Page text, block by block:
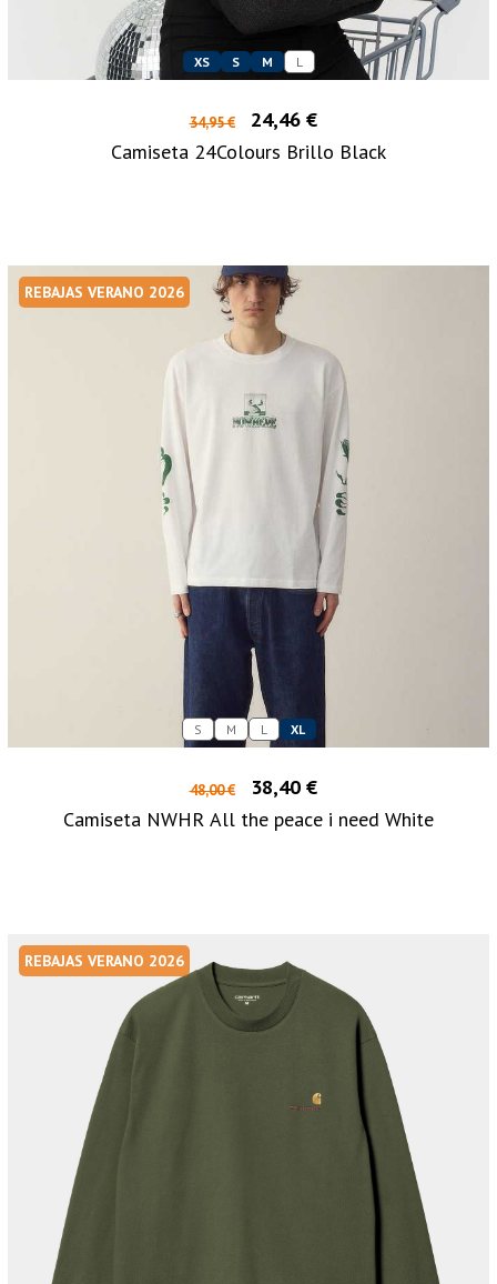
XS S M L
34,95 €
24,46 €
Camiseta 24Colours Brillo Black
REBAJAS VERANO 2026
S M L XL
48,00 €
38,40 €
Camiseta NWHR All the peace i need White
REBAJAS VERANO 2026